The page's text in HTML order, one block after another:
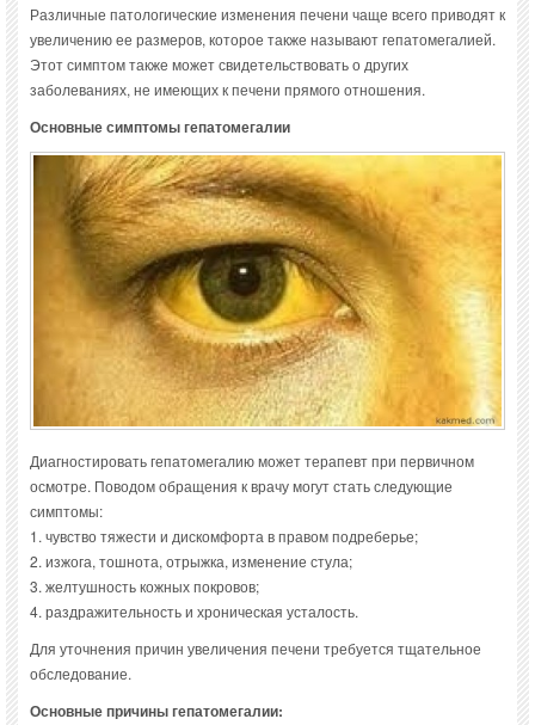
Различные патологические изменения печени чаще всего приводят к
увеличению ее размеров, которое также называют гепатомегалией.
Этот симптом также может свидетельствовать о других
заболеваниях, не имеющих к печени прямого отношения.
Основные симптомы гепатомегалии
Диагностировать гепатомегалию может терапевт при первичном
осмотре. Поводом обращения к врачу могут стать следующие
симптомы:
1. чувство тяжести и дискомфорта в правом подреберье;
2. изжога, тошнота, отрыжка, изменение стула;
3. желтушность кожных покровов;
4. раздражительность и хроническая усталость.
Для уточнения причин увеличения печени требуется тщательное
обследование.
Основные причины гепатомегалии: